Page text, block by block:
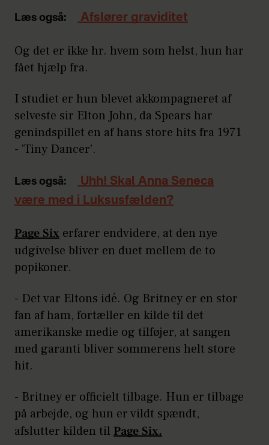
Læs også: Afslører graviditet
Og det er ikke hr. hvem som helst, hun har
fået hjælp fra.
I studiet er hun blevet akkompagneret af
selveste sir Elton John, da Spears har
genindspillet en af hans store hits fra 1971
- 'Tiny Dancer'.
Læs også:
Uhh! Skal Anna Seneca
være med i Luksusfælden?
Page Six erfarer endvidere, at den nye
udgivelse bliver en duet mellem de to
popikoner.
- Det var Eltons idé. Og Britney er en stor
fan af ham, fortæller en kilde til det
amerikanske medie og tilføjer, at sangen
med garanti bliver sommerens helt store
hit.
- Britney er officielt tilbage. Hun er tilbage
på arbejde, og hun er vildt spændt,
afslutter kilden til Page Six.